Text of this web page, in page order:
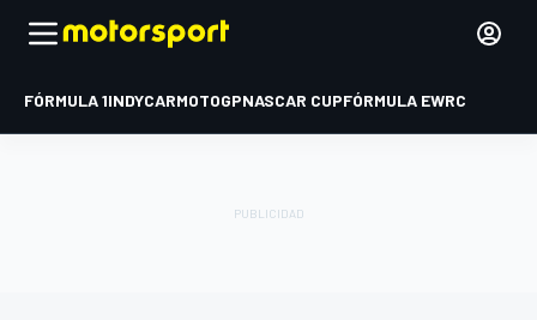
FÓRMULA 1INDYCARMOTOGPNASCAR CUPFÓRMULA EWRC